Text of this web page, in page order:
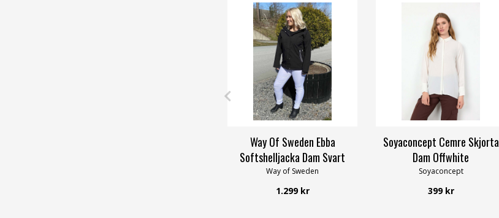
Way Of Sweden Ebba
Softshelljacka Dam Svart
Way of Sweden
1.299 kr
Soyaconcept Cemre Skjorta
Dam Offwhite
Soyaconcept
399 kr